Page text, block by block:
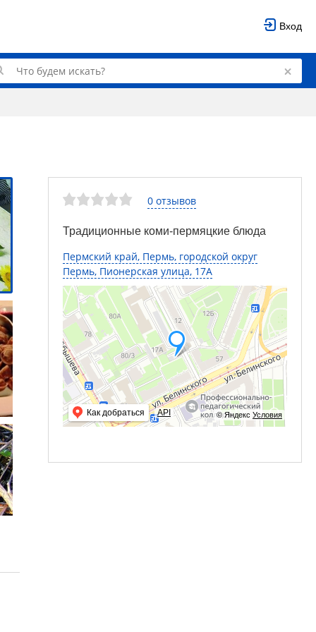
Вход
0 отзывов
Традиционные коми-пермяцкие блюда
Пермский край, Пермь, городской округ
Пермь, Пионерская улица, 17А
© Яндекс Условия
Как добраться API